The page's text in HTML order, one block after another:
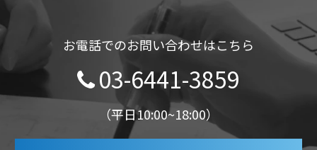
お電話でのお問い合わせはこちら
03-6441-3859
（平日10:00~18:00）